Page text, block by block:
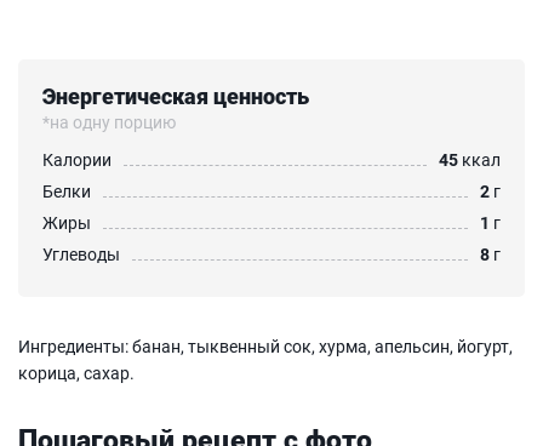
Энергетическая ценность
*на одну порцию
Калории
45 ккал
Белки
2 г
Жиры
1 г
Углеводы
8 г
Ингредиенты: банан, тыквенный сок, хурма, апельсин, йогурт,
корица, сахар.
Пошаговый рецепт с фото